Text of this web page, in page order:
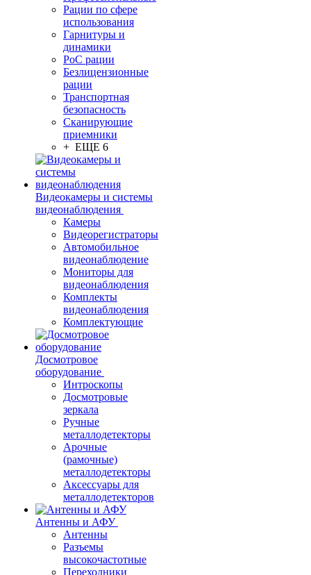
Рации по сфере
использования
Гарнитуры и
динамики
PoC рации
Безлицензионные
рации
Транспортная
безопасность
Сканирующие
приемники
+ ЕЩЕ 6
Видеокамеры и системы
видеонаблюдения
Камеры
Видеорегистраторы
Автомобильное
видеонаблюдение
Мониторы для
видеонаблюдения
Комплекты
видеонаблюдения
Комплектующие
Досмотровое
оборудование
Интроскопы
Досмотровые
зеркала
Ручные
металлодетекторы
Арочные
(рамочные)
металлодетекторы
Аксессуары для
металлодетекторов
Антенны и АФУ
Антенны
Разъемы
высокочастотные
Переходники